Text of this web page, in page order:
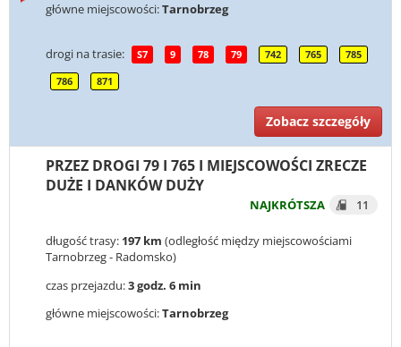
główne miejscowości:Tarnobrzeg
drogi na trasie: S7 9 78 79 742 765 785
786 871
Zobacz szczegóły
PRZEZ DROGI 79 I 765 I MIEJSCOWOŚCI ZRECZE
DUŻE I DANKÓW DUŻY
NAJKRÓTSZA 11
długość trasy: 197 km (odległość między miejscowościami
Tarnobrzeg - Radomsko)
czas przejazdu:3 godz. 6 min
główne miejscowości:Tarnobrzeg